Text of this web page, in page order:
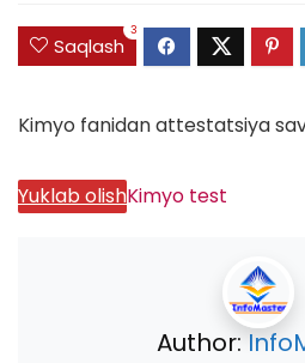
Saqlash
3
Kimyo fanidan attestatsiya
Yuklab olishKimyo test
Author: